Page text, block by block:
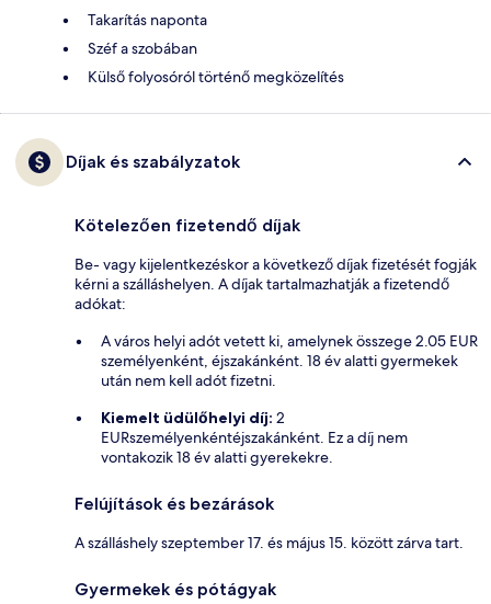
Takarítás naponta
Széf a szobában
Külső folyosóról történő megközelítés
Díjak és szabályzatok
Kötelezően fizetendő díjak
Be- vagy kijelentkezéskor a következő díjak fizetését fogják
kérni a szálláshelyen. A díjak tartalmazhatják a fizetendő
adókat:
A város helyi adót vetett ki, amelynek összege 2.05 EUR
személyenként, éjszakánként. 18 év alatti gyermekek
után nem kell adót fizetni.
Kiemelt üdülőhelyi díj: 2
EURszemélyenkéntéjszakánként. Ez a díj nem
vontakozik 18 év alatti gyerekekre.
Felújítások és bezárások
A szálláshely szeptember 17. és május 15. között zárva tart.
Gyermekek és pótágyak